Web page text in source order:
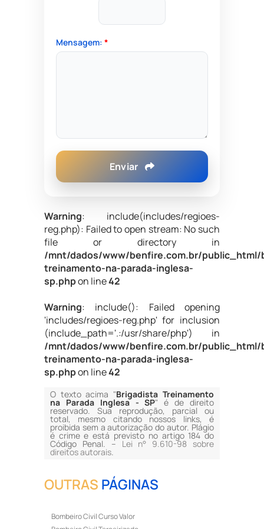
Mensagem: *
Enviar
Warning: include(includes/regioes-
reg.php): Failed to open stream: No such
file or directory in
/mnt/dados/www/benfire.com.br/public_html/
treinamento-na-parada-inglesa-
sp.phpon line42
Warning: include(): Failed opening
'includes/regioes-reg.php' for inclusion
(include_path='.:/usr/share/php') in
/mnt/dados/www/benfire.com.br/public_html/
treinamento-na-parada-inglesa-
sp.phpon line42
O texto acima "Brigadista Treinamento
na Parada Inglesa - SP" é de direito
reservado. Sua reprodução, parcial ou
total, mesmo citando nossos links, é
proibida sem a autorização do autor. Plágio
é crime e está previsto no artigo 184 do
Código Penal. – Lei n° 9.610-98 sobre
direitos autorais.
OUTRAS PÁGINAS
Bombeiro Civil Curso Valor